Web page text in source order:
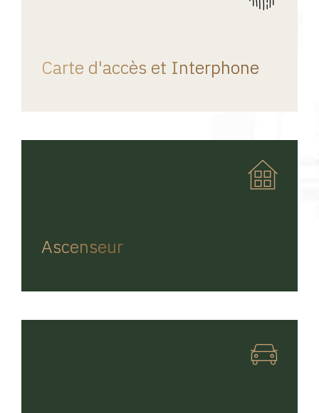
Carte d'accès et Interphone
Ascenseur